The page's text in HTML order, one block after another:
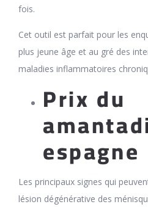
fois.
Cet outil est parfait pour les
plus jeune âge et au gré des
maladies inflammatoires
Prix du
espagne
Les principaux signes qui
lésion dégénérative des